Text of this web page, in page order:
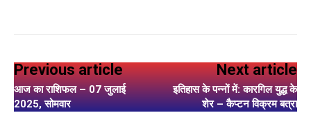
Previous article
आज का राशिफल – 07 जुलाई
2025, सोमवार
Next article
इतिहास के पन्नों में: कारगिल युद्ध के
शेर – कैप्टन विक्रम बत्रा